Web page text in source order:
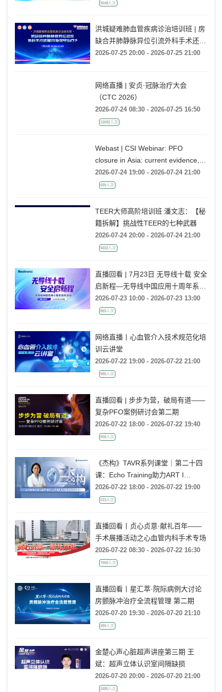
3048人次
洪城疑难肺血管疾病诊治培训班 | 房
缺合并肺静脉异位引流外科手术还是
药物保守治疗?
2026-07-25 20:00 - 2026-07-25 21:00
网络直播 | 安贞·冠脉治疗大会
（CTC 2026）
2026-07-24 08:30 - 2026-07-25 16:50
12682人次
Webast | CSI Webinar: PFO
closure in Asia: current evidence,
emerging indications and future
directions
2026-07-24 19:00 - 2026-07-24 21:00
659人次
TEER大师高阶培训班 潘文志：【秘
籍拆解】挑战性TEER的七种武器
2026-07-24 20:00 - 2026-07-24 21:00
9432人次
直播回看 | 7月23日 无导线十载 安全
启新程—无导线中国应用十周年系列
活动
2026-07-23 10:00 - 2026-07-23 13:00
883人次
网络直播丨心血管介入技术规范化培
训云讲堂
2026-07-22 19:00 - 2026-07-22 21:00
985人次
直播回看 | 步步为营，破局有道——
复杂PFO案例研讨会第二期
2026-07-22 18:00 - 2026-07-22 19:40
858人次
《杰构》TAVR系列课堂｜第二十四
课：Echo Training助力ART I
Rebecca T. Hahn教授《主动脉瓣反
流的超声培训：从病理机制到临床诊
2026-07-22 18:00 - 2026-07-22 19:00
513人次
直播回看丨贞心贞意·献礼百年——
手术展播活动之心血管内科手术专场
2026-07-22 08:30 - 2026-07-22 16:30
7959人次
直播回看丨星汇萃·院际病例大讨论
房颤脉冲治疗全流程管理 第二期
2026-07-20 19:30 - 2026-07-20 21:10
680人次
金楚心声心脏超声讲座第三期 王
斌：超声立体认识室间隔缺损
2026-07-20 20:00 - 2026-07-20 21:00
2485人次